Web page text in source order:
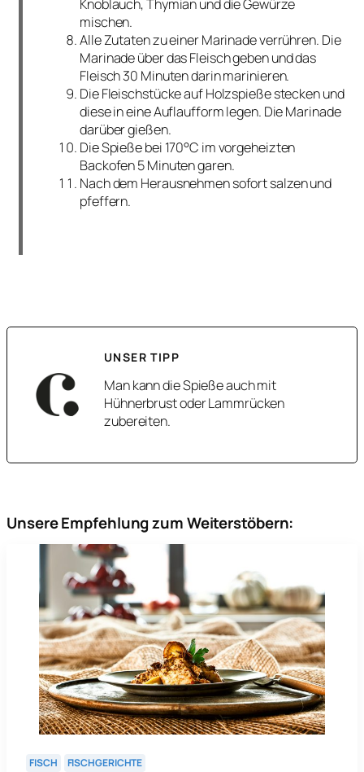
Knoblauch, Thymian und die Gewürze
mischen.
Alle Zutaten zu einer Marinade verrühren. Die
Marinade über das Fleisch geben und das
Fleisch 30 Minuten darin marinieren.
Die Fleischstücke auf Holzspieße stecken und
diese in eine Auflaufform legen. Die Marinade
darüber gießen.
Die Spieße bei 170°C im vorgeheizten
Backofen 5 Minuten garen.
Nach dem Herausnehmen sofort salzen und
pfeffern.
UNSER TIPP
Man kann die Spieße auch mit
Hühnerbrust oder Lammrücken
zubereiten.
Unsere Empfehlung zum Weiterstöbern:
FISCH FISCHGERICHTE